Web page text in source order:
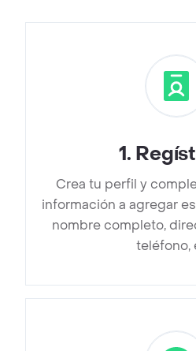
1.
Crea tu perfil y
información a agregar
nombre completo,
teléfono,